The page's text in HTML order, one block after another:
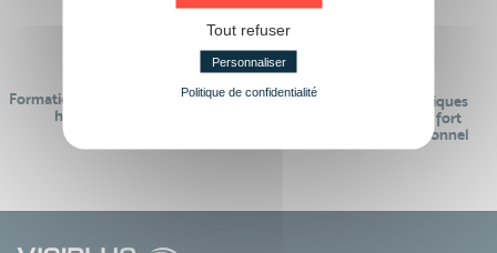
Formations réalisables pendant ou
hors temps de travail
Des contenus pédagogiques
« de pointe » et en lien fort
avec le monde professionnel
Tout refuser
Personnaliser
Politique de confidentialité